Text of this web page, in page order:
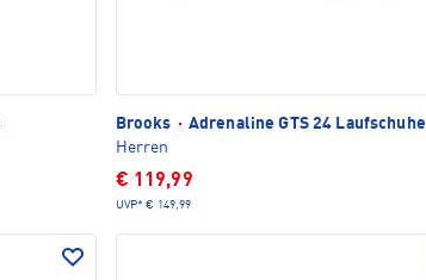
Brooks · Adrenaline GTS 24 Laufschuhe
Herren
€ 119,99
UVP* € 149,99